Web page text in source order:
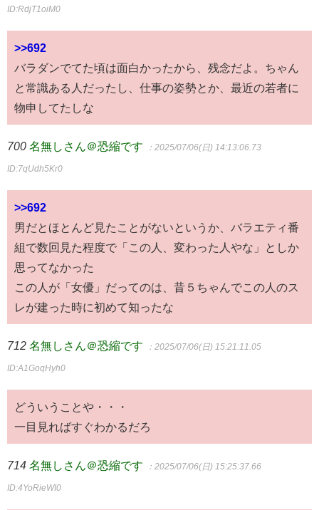
ID:RdjT1oiM0
>>692
バラダンでてた頃は面白かったから、残念だよ。ちゃん
と常識ある人だったし、仕事の姿勢とか、最近の若者に
物申してたしな
700 名無しさん＠恐縮です ：2025/07/06(日) 14:13:06.73
ID:7qUdh5Kr0
>>692
男だとほとんど見たことがないというか、バラエティ番
組で数回見た程度で「この人、変わった人やな」としか
思ってなかった
この人が「女優」だってのは、昔５ちゃんでこの人のス
レが建った時に初めて知ったな
712 名無しさん＠恐縮です ：2025/07/06(日) 15:21:11.05
ID:A1GoqHyh0
どういうことや・・・
一目見ればすぐわかるだろ
714 名無しさん＠恐縮です ：2025/07/06(日) 15:25:37.66
ID:4YoRieWI0